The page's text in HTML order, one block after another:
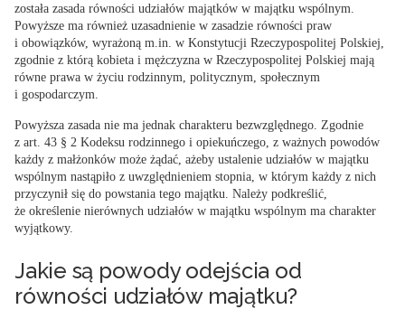
została zasada równości udziałów majątków w majątku wspólnym.
Powyższe ma również uzasadnienie w zasadzie równości praw
i obowiązków, wyrażoną m.in. w Konstytucji Rzeczypospolitej Polskiej,
zgodnie z którą kobieta i mężczyzna w Rzeczypospolitej Polskiej mają
równe prawa w życiu rodzinnym, politycznym, społecznym
i gospodarczym.
Powyższa zasada nie ma jednak charakteru bezwzględnego. Zgodnie
z art. 43 § 2 Kodeksu rodzinnego i opiekuńczego, z ważnych powodów
każdy z małżonków może żądać, ażeby ustalenie udziałów w majątku
wspólnym nastąpiło z uwzględnieniem stopnia, w którym każdy z nich
przyczynił się do powstania tego majątku . Należy podkreślić,
że określenie nierównych udziałów w majątku wspólnym ma charakter
wyjątkowy.
Jakie są powody odejścia od
równości udziałów majątku?